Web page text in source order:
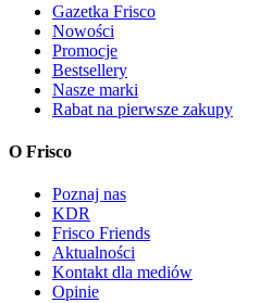
Gazetka Frisco
Nowości
Promocje
Bestsellery
Nasze marki
Rabat na pierwsze zakupy
O Frisco
Poznaj nas
KDR
Frisco Friends
Aktualności
Kontakt dla mediów
Opinie